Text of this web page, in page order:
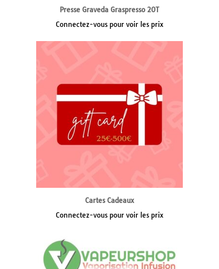
Presse Graveda Graspresso 20T
Connectez-vous pour voir les prix
Cartes Cadeaux
Connectez-vous pour voir les prix